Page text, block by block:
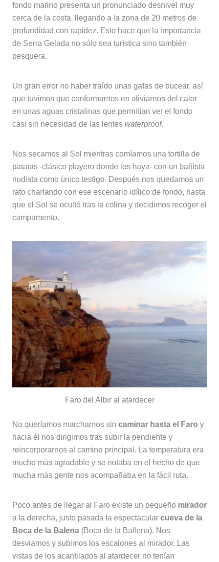
fondo marino presenta un pronunciado desnivel muy
cerca de la costa, llegando a la zona de 20 metros de
profundidad con rapidez. Esto hace que la importancia
de Serra Gelada no sólo sea turística sino también
pesquera.
Un gran error no haber traído unas gafas de bucear, así
que tuvimos que conformarnos en aliviarnos del calor
en unas aguas cristalinas que permitían ver el fondo
casi sin necesidad de las lentes waterproof.
Nos secamos al Sol mientras comíamos una tortilla de
patatas -clásico playero donde los haya- con un bañista
nudista como único testigo. Después nos quedamos un
rato charlando con ese escenario idílico de fondo, hasta
que el Sol se ocultó tras la colina y decidimos recoger el
campamento.
Faro del Albir al atardecer
No queríamos marcharnos sin caminar hasta el Faro y
hacia él nos dirigimos tras subir la pendiente y
reincorporarnos al camino principal. La temperatura era
mucho más agradable y se notaba en el hecho de que
mucha más gente nos acompañaba en la fácil ruta.
Poco antes de llegar al Faro existe un pequeño mirador
a la derecha, justo pasada la espectacular cueva de la
Boca de la Balena(Boca de la Ballena). Nos
desviamos y subimos los escalones al mirador. Las
vistas de los acantilados al atardecer no tenían